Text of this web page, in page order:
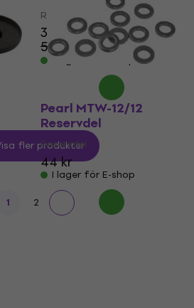
Reservdel
39,10 kr
50,70 kr
- 23 %
I lager för E-shop
Pearl MTW-12/12
Reservdel
Reservdel
44 kr
I lager för E-shop
fler produkter
1 2